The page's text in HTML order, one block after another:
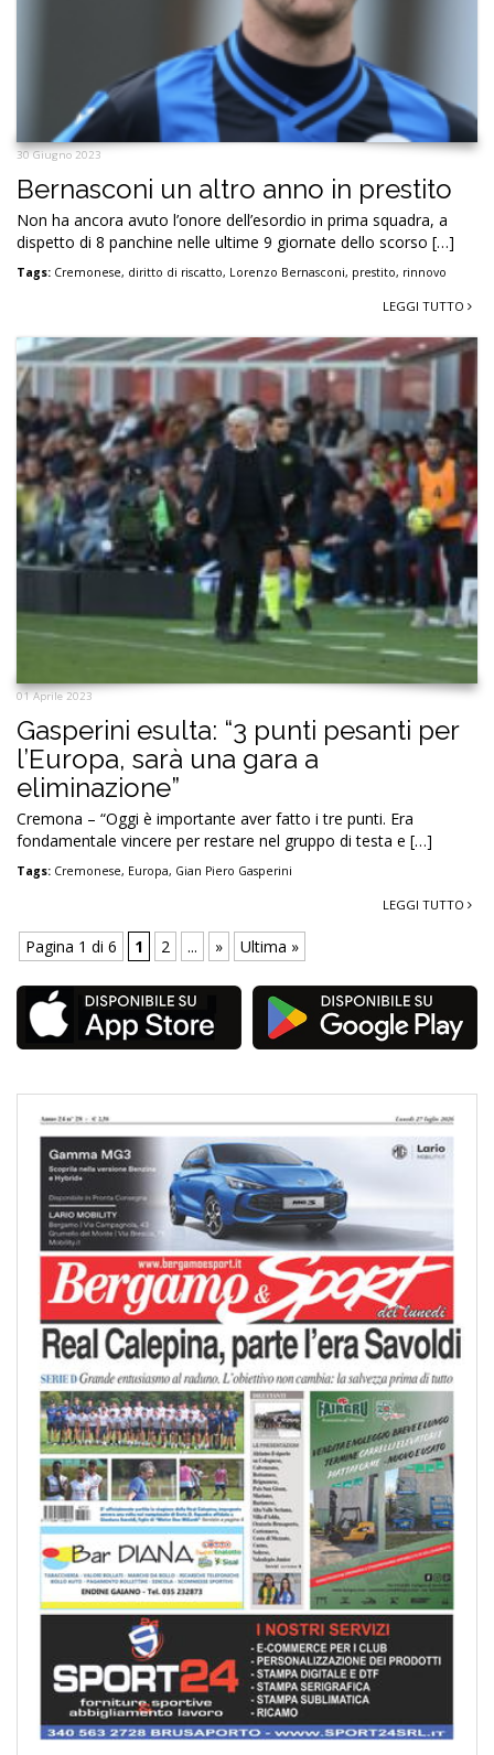
30 Giugno 2023
Bernasconi un altro anno in prestito
Non ha ancora avuto l’onore dell’esordio in prima squadra, a
dispetto di 8 panchine nelle ultime 9 giornate dello scorso […]
Tags: Cremonese, diritto di riscatto, Lorenzo Bernasconi, prestito, rinnovo
LEGGI TUTTO
01 Aprile 2023
Gasperini esulta: “3 punti pesanti per
l’Europa, sarà una gara a
eliminazione”
Cremona – “Oggi è importante aver fatto i tre punti. Era
fondamentale vincere per restare nel gruppo di testa e […]
Tags: Cremonese, Europa, Gian Piero Gasperini
LEGGI TUTTO
Pagina 1 di 6 1 2 ... » Ultima »